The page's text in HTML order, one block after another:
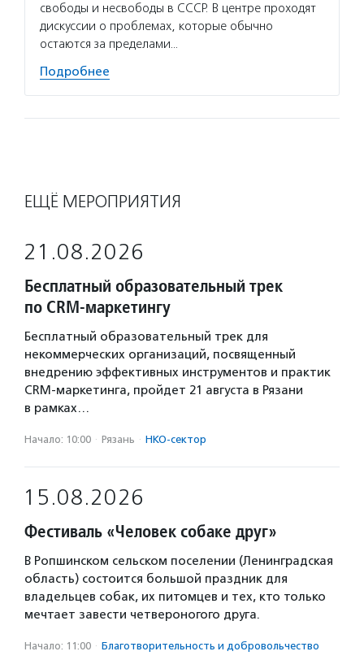
свободы и несвободы в СССР. В центре проходят
дискуссии о проблемах, которые обычно
остаются за пределами…
Подробнее
ЕЩЁ МЕРОПРИЯТИЯ
21.08.2026
Бесплатный образовательный трек
по CRM-маркетингу
Бесплатный образовательный трек для
некоммерческих организаций, посвященный
внедрению эффективных инструментов и практик
CRM-маркетинга, пройдет 21 августа в Рязани
в рамках…
Начало: 10:00 · Рязань · НКО-сектор
15.08.2026
Фестиваль «Человек собаке друг»
В Ропшинском сельском поселении (Ленинградская
область) состоится большой праздник для
владельцев собак, их питомцев и тех, кто только
мечтает завести четвероногого друга.
Начало: 11:00 · Благотвори­тель­ность и доброволь­чест­во